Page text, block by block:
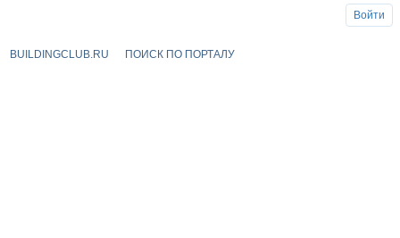
BUILDINGCLUB.RU ПОИСК ПО ПОРТАЛУ
Войти